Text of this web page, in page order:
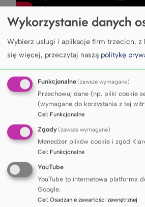
Wykorzystanie danych
Wybierz usługi i aplikacje firm trzecich,
się więcej, przeczytaj naszą politykę
Funkcjonalne(zawsze wymagane)
Przechowuj dane (np. pliki cookie
(wymagane do korzystania z tej
Cel: Funkcjonalne
Zgody(zawsze wymagane)
Menedżer plików cookie i zgód
Cel: Funkcjonalne
YouTube
YouTube to internetowa platforma
Google.
Cel: Osadzanie zawartości zewnętrznej